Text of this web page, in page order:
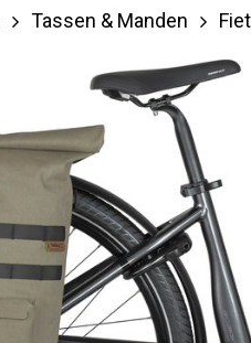
Tassen & Manden